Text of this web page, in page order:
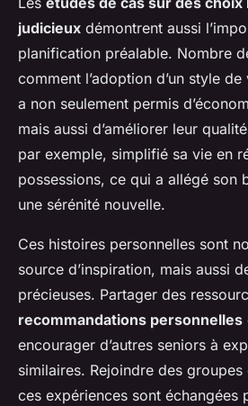
judicieux démontrent aussi
planification préalable. Nombre
comment l’adoption d’un style
a non seulement permis
mais aussi d’améliorer leur
par exemple, simplifié sa vie en
possessions, ce qui a allégé son
une sérénité nouvelle.
Ces histoires personnelles sont
source d’inspiration, mais aussi
précieuses. Partager des
recommandations personnelles
encourager d’autres seniors à
similaires. Rejoindre des
ces expériences sont échangées